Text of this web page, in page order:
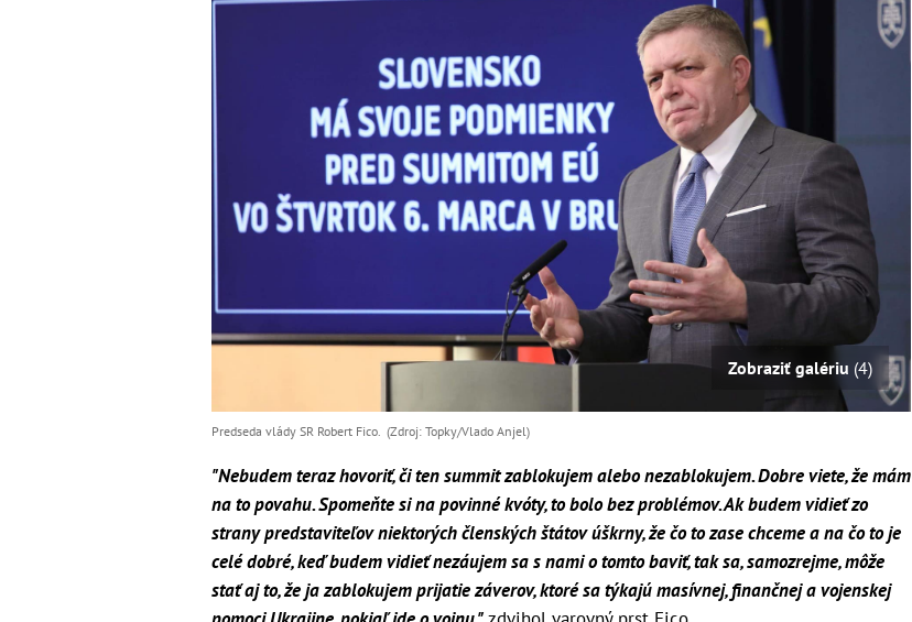
Zobraziť galériu (4)
Predseda vlády SR Robert Fico. (Zdroj: Topky/Vlado Anjel)
"Nebudem teraz hovoriť, či ten summit zablokujem alebo nezablokujem. Dobre viete, že mám
na to povahu. Spomeňte si na povinné kvóty, to bolo bez problémov. Ak budem vidieť zo
strany predstaviteľov niektorých členských štátov úškrny, že čo to zase chceme a na čo to je
celé dobré, keď budem vidieť nezáujem sa s nami o tomto baviť, tak sa, samozrejme, môže
stať aj to, že ja zablokujem prijatie záverov, ktoré sa týkajú masívnej, finančnej a vojenskej